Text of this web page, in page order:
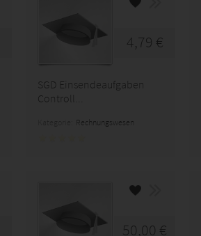
4,79 €
SGD Einsendeaufgaben
Controll...
Rechnungswesen
50,00 €